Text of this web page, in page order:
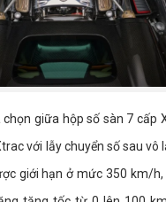
giữa hộp số sàn 7 cấp
với lẫy chuyển số sau vô
giới hạn ở mức 350 km/